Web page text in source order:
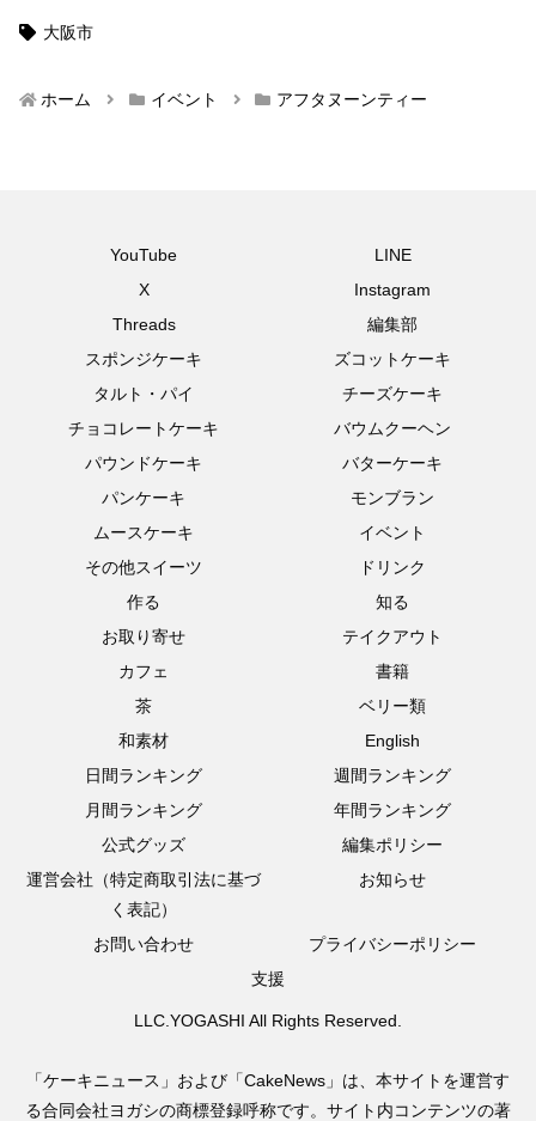
大阪市
ホーム イベント アフタヌーンティー
YouTube
LINE
X
Instagram
Threads
編集部
スポンジケーキ
ズコットケーキ
タルト・パイ
チーズケーキ
チョコレートケーキ
バウムクーヘン
パウンドケーキ
バターケーキ
パンケーキ
モンブラン
ムースケーキ
イベント
その他スイーツ
ドリンク
作る
知る
お取り寄せ
テイクアウト
カフェ
書籍
茶
ベリー類
和素材
English
日間ランキング
週間ランキング
月間ランキング
年間ランキング
公式グッズ
編集ポリシー
運営会社（特定商取引法に基づ
く表記）
お知らせ
お問い合わせ
プライバシーポリシー
支援
LLC.YOGASHI All Rights Reserved.
「ケーキニュース」および「CakeNews」は、本サイトを運営す
る合同会社ヨガシの商標登録呼称です。サイト内コンテンツの著